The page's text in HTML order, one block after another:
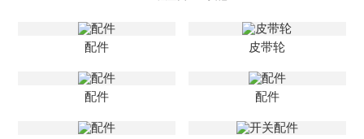
配件 皮带轮
配件 配件